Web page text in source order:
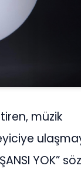
müzik
YOK”